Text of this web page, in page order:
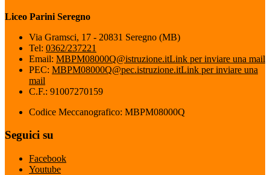
Liceo Parini Seregno
Via Gramsci, 17 - 20831 Seregno (MB)
Tel: 0362/237221
Email: MBPM08000Q@istruzione.itLink per inviare una mail
PEC: MBPM08000Q@pec.istruzione.itLink per inviare una
mail
C.F.: 91007270159
Codice Meccanografico: MBPM08000Q
Seguici su
Facebook
Youtube